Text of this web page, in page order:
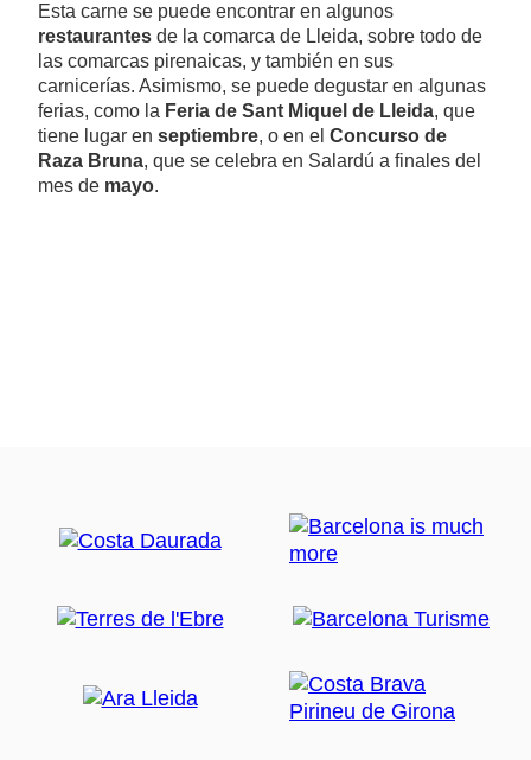
Esta carne se puede encontrar en algunos
restaurantes de la comarca de Lleida, sobre todo de
las comarcas pirenaicas, y también en sus
carnicerías. Asimismo, se puede degustar en algunas
ferias, como la Feria de Sant Miquel de Lleida, que
tiene lugar en septiembre, o en el Concurso de
Raza Bruna, que se celebra en Salardú a finales del
mes de mayo.